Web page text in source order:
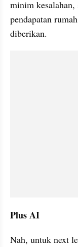
minim kesalahan,
pendapatan
diberikan.
Plus AI
Nah, untuk next